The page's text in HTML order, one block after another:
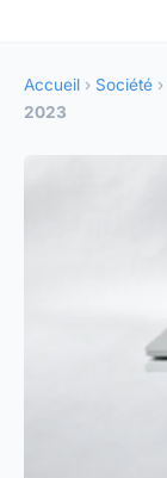
Accueil › Société ›
2023